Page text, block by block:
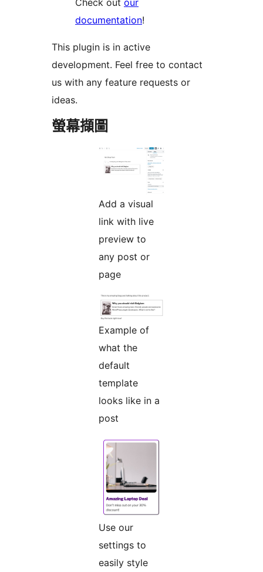
Check out our
documentation!
This plugin is in active
development. Feel free to contact
us with any feature requests or
ideas.
螢幕擷圖
Add a visual
link with live
preview to
any post or
page
Example of
what the
default
template
looks like in a
post
Use our
settings to
easily style